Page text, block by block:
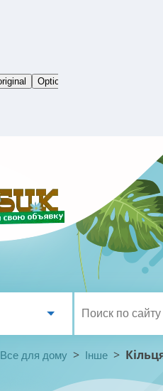
Все для дому > Інше >